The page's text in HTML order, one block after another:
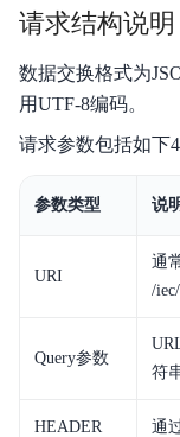
请求结构说明
数据交换格式为
用UTF-8编码。
请求参数包括如下4
参数类型 说
URI
通
/
Query参数
符
HEADER 通